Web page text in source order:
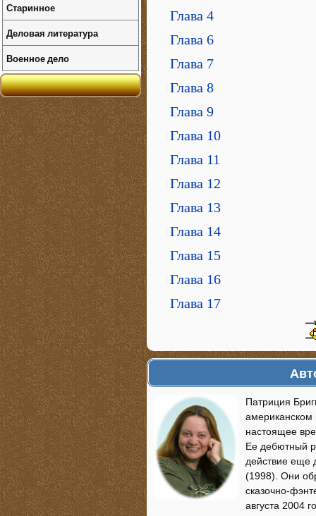
Глава 4
Глава 6
Глава 7
Глава 8
Глава 9
Глава 10
Глава 11
Глава 12
Глава 13
Глава 14
Глава 15
Глава 16
Глава 17
Патриция
американском
настоящее
Ее дебютный
действие еще
(1998). Они
сказочно-
августа 2004
Старинное
Деловая литература
Военное дело